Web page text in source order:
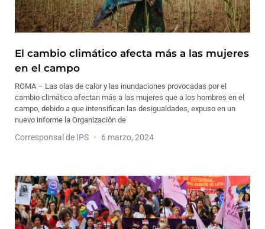
El cambio climático afecta más a las mujeres
en el campo
ROMA – Las olas de calor y las inundaciones provocadas por el
cambio climático afectan más a las mujeres que a los hombres en el
campo, debido a que intensifican las desigualdades, expuso en un
nuevo informe la Organización de
Corresponsal de IPS 6 marzo, 2024